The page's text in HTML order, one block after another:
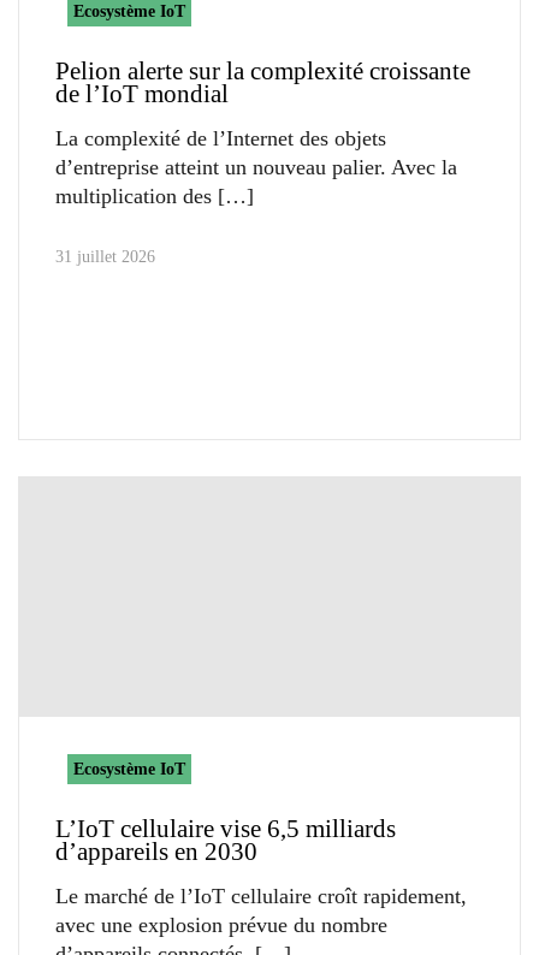
Ecosystème IoT
Pelion alerte sur la complexité croissante
de l’IoT mondial
La complexité de l’Internet des objets
d’entreprise atteint un nouveau palier. Avec la
multiplication des
31 juillet 2026
Ecosystème IoT
L’IoT cellulaire vise 6,5 milliards
d’appareils en 2030
Le marché de l’IoT cellulaire croît rapidement,
avec une explosion prévue du nombre